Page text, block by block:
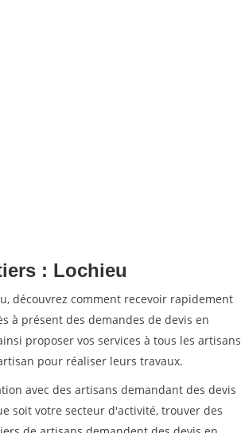
: Lochieu
découvrez comment recevoir rapidement
à présent des demandes de devis en
proposer vos services à tous les artisans
pour réaliser leurs travaux.
avec des artisans demandant des devis
soit votre secteur d'activité, trouver des